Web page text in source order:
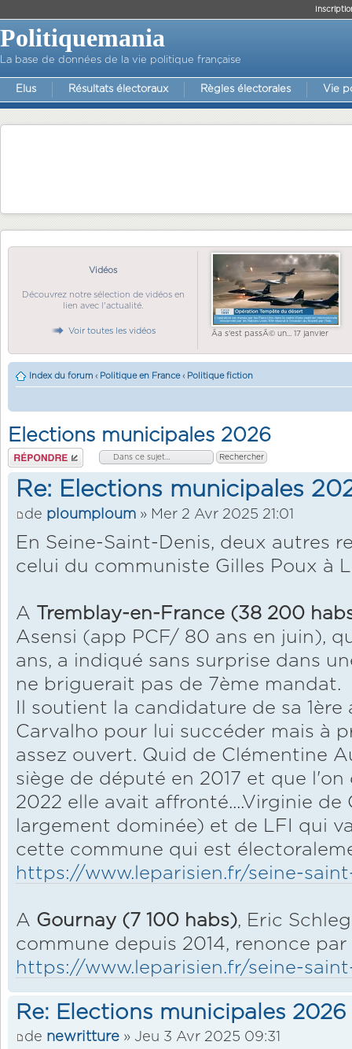
Politiquemania
La base de données de la vie politique française
Elus Résultats électoraux Règles électorales Vie
Vidéos
Découvrez notre sélection de vidéos en
lien avec l'actualité.
Voir toutes les vidéos Ãa s'est passÃ© un... 17 janvier
Index du forum ‹ Politique en France ‹ Politique fiction
Elections municipales 2026
Répondre
Re: Elections municipales
de ploumploum » Mer 2 Avr 2025 21:01
En Seine-Saint-Denis, deux autres
celui du communiste Gilles Poux à
A Tremblay-en-France (38 200
Asensi (app PCF/ 80 ans en juin),
ans, a indiqué sans surprise dans
ne briguerait pas de 7ème mandat.
Il soutient la candidature de sa
Carvalho pour lui succéder mais à
assez ouvert. Quid de Clémentine
siège de député en 2017 et que
2022 elle avait affronté....Virginie de
largement dominée) et de LFI qui
cette commune qui est
https://www.leparisien.fr/seine-
A Gournay (7 100 habs), Eric
commune depuis 2014, renonce
https://www.leparisien.fr/seine-
Re: Elections municipales 2026
de newritture » Jeu 3 Avr 2025 09:31